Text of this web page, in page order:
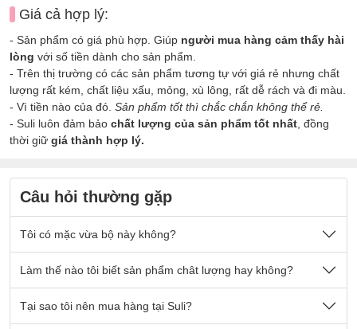
Giá cả hợp lý:
- Sản phẩm có giá phù hợp. Giúp người mua hàng cảm thấy hài
lòng với số tiền dành cho sản phẩm.
- Trên thị trường có các sản phẩm tương tự với giá rẻ nhưng chất
lượng rất kém, chất liệu xấu, mỏng, xù lông, rất dễ rách và đi màu.
- Vì tiền nào của đó. Sản phẩm tốt thì chắc chắn không thể rẻ.
- Suli luôn đảm bảo chất lượng của sản phẩm tốt nhất , đồng
thời giữ giá thành hợp lý.
Câu hỏi thường gặp
Tôi có mặc vừa bộ này không?
Nếu quý khách có cân nặng nằm trong số kg ở mô tả sản
phẩm thì sẽ mặc vừa đẹp ạ.
Sản phẩm được thiết kế thoải mái phù hợp cho tất cả mọi
Làm thế nào tôi biết sản phẩm chât lượng hay không?
- Chất vải tại Suli luôn làchất vải loại 1 cao cấp
chọn kỹ lưỡng. Đảm bảo các yếu tố:bền đẹp, không xù lông,
Tại sao tôi nên mua hàng tại Suli?